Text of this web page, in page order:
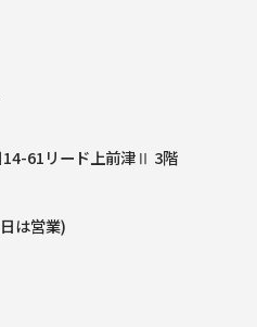
14-61リード上前津Ⅱ 3階
は営業)